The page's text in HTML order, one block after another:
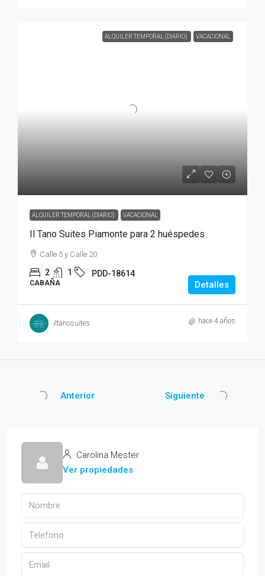
ALQUILER TEMPORAL (DIARIO) VACACIONAL
ALQUILER TEMPORAL (DIARIO) VACACIONAL
Il Tano Suites Piamonte para 2 huéspedes
Calle 5 y Calle 20
2 1 PDD-18614
CABAÑA Detalles
iltanosuites hace 4 años
Anterior Siguiente
Carolina Mester
Ver propiedades